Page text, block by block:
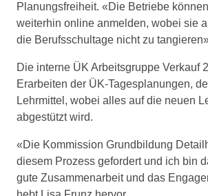
Planungsfreiheit. «Die Betriebe
weiterhin online anmelden, wobei sie
die Berufsschultage nicht zu
Die interne ÜK Arbeitsgruppe Verkauf
Erarbeiten der ÜK-Tagesplanungen,
Lehrmittel, wobei alles auf die neuen
abgestützt wird.
«Die Kommission Grundbildung
diesem Prozess gefordert und ich bin
gute Zusammenarbeit und das